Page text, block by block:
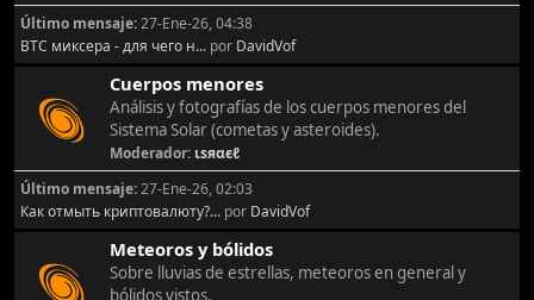
Último mensaje:27-Ene-26, 04:38
BTC миксера - для чего н... por DavidVof
Cuerpos menores
Análisis y fotografías de los cuerpos menores del
Sistema Solar (cometas y asteroides).
Moderador: ιѕяαєℓ
Último mensaje:27-Ene-26, 02:03
Как отмыть криптовалюту?... por DavidVof
Meteoros y bólidos
Sobre lluvias de estrellas, meteoros en general y
bólidos vistos.